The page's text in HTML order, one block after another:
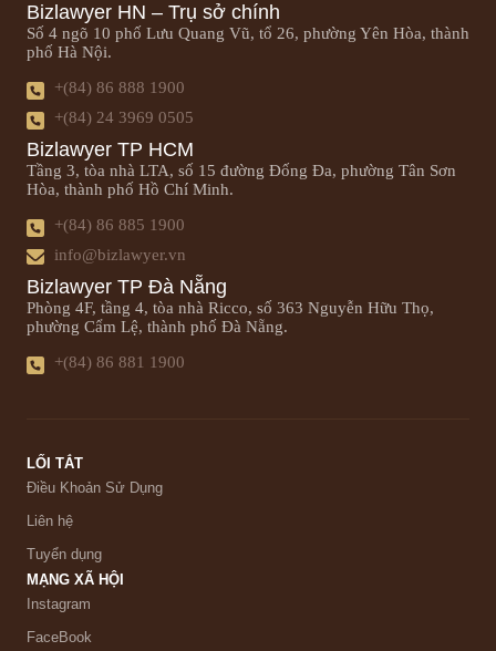
Bizlawyer HN – Trụ sở chính
Số 4 ngõ 10 phố Lưu Quang Vũ, tổ 26, phường Yên Hòa, thành
phố Hà Nội.
+(84) 86 888 1900
+(84) 24 3969 0505
Bizlawyer TP HCM
Tầng 3, tòa nhà LTA, số 15 đường Đống Đa, phường Tân Sơn
Hòa, thành phố Hồ Chí Minh.
+(84) 86 885 1900
info@bizlawyer.vn
Bizlawyer TP Đà Nẵng
Phòng 4F, tầng 4, tòa nhà Ricco, số 363 Nguyễn Hữu Thọ,
phường Cẩm Lệ, thành phố Đà Nẵng.
+(84) 86 881 1900
LỐI TẮT
Điều Khoản Sử Dụng
Liên hệ
Tuyển dụng
MẠNG XÃ HỘI
Instagram
FaceBook